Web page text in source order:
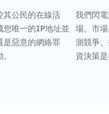
其公民的在線活
您唯一的IP地址並
是惡意的網絡罪
我們閃
場。市
測競爭
資決策